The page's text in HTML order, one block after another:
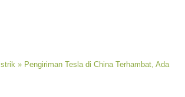
» Pengiriman Tesla di China Terhambat, Ada